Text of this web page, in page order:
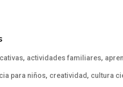
, actividades familiares,
para niños, creatividad, cultura